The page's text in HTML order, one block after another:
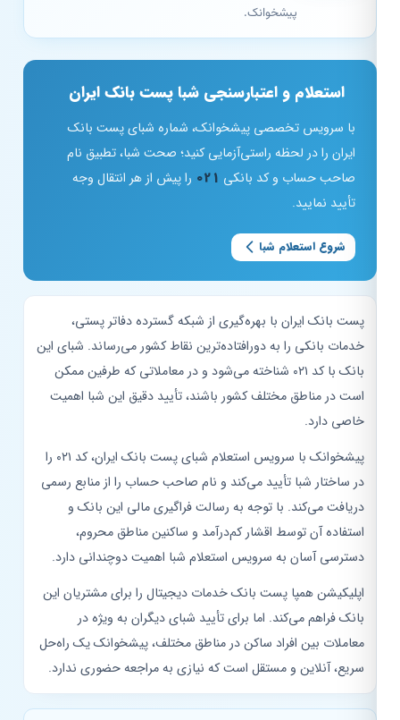
پیشخوانک.
استعلام و اعتبارسنجی شبا پست بانک ایران
با سرویس تخصصی پیشخوانک، شماره شبای پست بانک
ایران را در لحظه راستی‌آزمایی کنید؛ صحت شبا، تطبیق نام
صاحب حساب و کد بانکی021 را پیش از هر انتقال وجه
تأیید نمایید.
شروع استعلام شبا
پست بانک ایران با بهره‌گیری از شبکه گسترده دفاتر پستی،
خدمات بانکی را به دورافتاده‌ترین نقاط کشور می‌رساند. شبای این
بانک با کد ۰۲۱ شناخته می‌شود و در معاملاتی که طرفین ممکن
است در مناطق مختلف کشور باشند، تأیید دقیق این شبا اهمیت
خاصی دارد.
پیشخوانک با سرویس استعلام شبای پست بانک ایران، کد ۰۲۱ را
در ساختار شبا تأیید می‌کند و نام صاحب حساب را از منابع رسمی
دریافت می‌کند. با توجه به رسالت فراگیری مالی این بانک و
استفاده آن توسط اقشار کم‌درآمد و ساکنین مناطق محروم،
دسترسی آسان به سرویس استعلام شبا اهمیت دوچندانی دارد.
اپلیکیشن همپا پست بانک خدمات دیجیتال را برای مشتریان این
بانک فراهم می‌کند. اما برای تأیید شبای دیگران به ویژه در
معاملات بین افراد ساکن در مناطق مختلف، پیشخوانک یک راه‌حل
سریع، آنلاین و مستقل است که نیازی به مراجعه حضوری ندارد.